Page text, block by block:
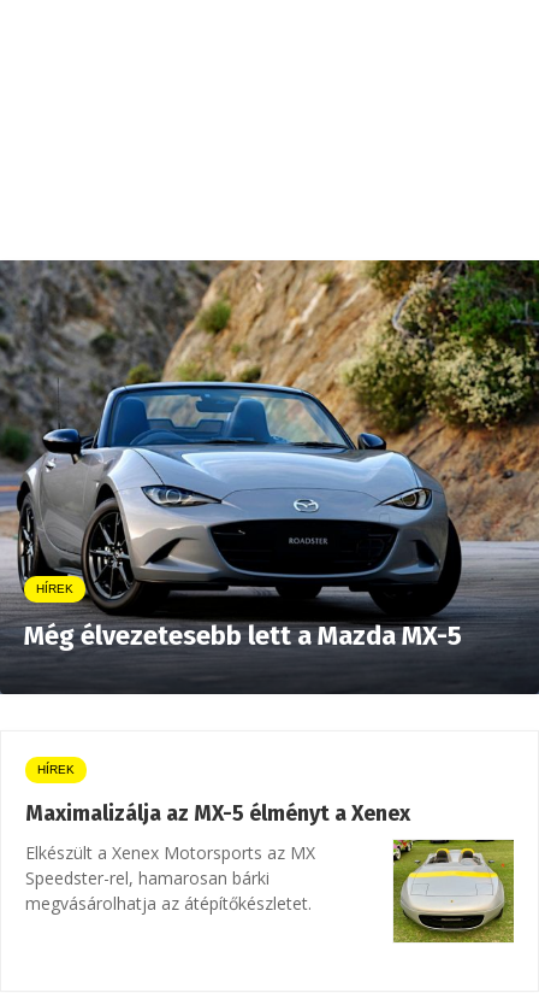
HÍREK
Még élvezetesebb lett a Mazda MX-5
HÍREK
Maximalizálja az MX-5 élményt a Xenex
Elkészült a Xenex Motorsports az MX
Speedster-rel, hamarosan bárki
megvásárolhatja az átépítőkészletet.